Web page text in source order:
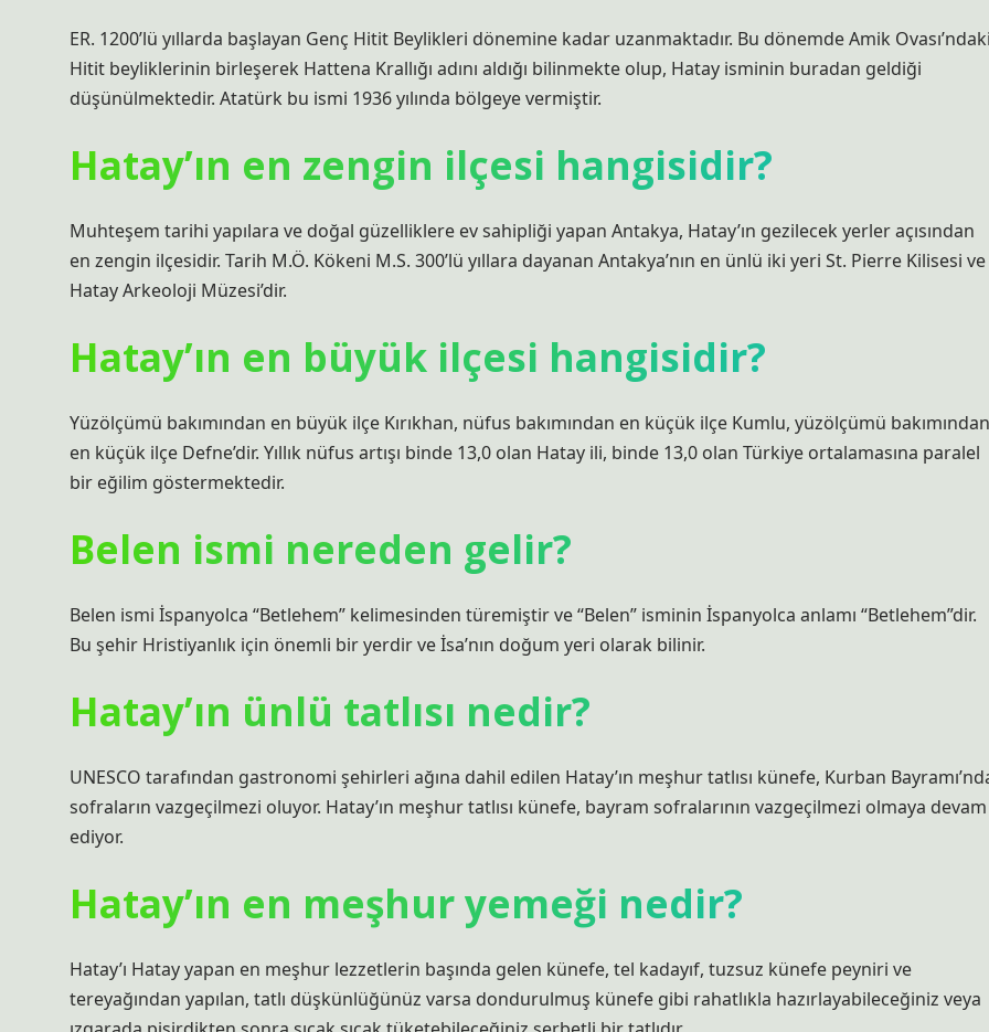
ER. 1200’lü yıllarda başlayan Genç Hitit Beylikleri dönemine kadar uzanmaktadır. Bu dönemde Amik
Hitit beyliklerinin birleşerek Hattena Krallığı adını aldığı bilinmekte olup, Hatay isminin buradan geldiği
düşünülmektedir. Atatürk bu ismi 1936 yılında bölgeye vermiştir.
Hatay’ın en zengin ilçesi hangisidir?
Muhteşem tarihi yapılara ve doğal güzelliklere ev sahipliği yapan Antakya, Hatay’ın gezilecek yerler açısından
en zengin ilçesidir. Tarih M.Ö. Kökeni M.S. 300’lü yıllara dayanan Antakya’nın en ünlü iki yeri St. Pierre Kilisesi ve
Hatay Arkeoloji Müzesi’dir.
Hatay’ın en büyük ilçesi hangisidir?
Yüzölçümü bakımından en büyük ilçe Kırıkhan, nüfus bakımından en küçük ilçe Kumlu, yüzölçümü bakımından
en küçük ilçe Defne’dir. Yıllık nüfus artışı binde 13,0 olan Hatay ili, binde 13,0 olan Türkiye ortalamasına paralel
bir eğilim göstermektedir.
Belen ismi nereden gelir?
Belen ismi İspanyolca “Betlehem” kelimesinden türemiştir ve “Belen” isminin İspanyolca anlamı “Betlehem”dir.
Bu şehir Hristiyanlık için önemli bir yerdir ve İsa’nın doğum yeri olarak bilinir.
Hatay’ın ünlü tatlısı nedir?
UNESCO tarafından gastronomi şehirleri ağına dahil edilen Hatay’ın meşhur tatlısı künefe, Kurban
sofraların vazgeçilmezi oluyor. Hatay’ın meşhur tatlısı künefe, bayram sofralarının vazgeçilmezi olmaya devam
ediyor.
Hatay’ın en meşhur yemeği nedir?
Hatay’ı Hatay yapan en meşhur lezzetlerin başında gelen künefe, tel kadayıf, tuzsuz künefe peyniri ve
tereyağından yapılan, tatlı düşkünlüğünüz varsa dondurulmuş künefe gibi rahatlıkla hazırlayabileceğiniz veya